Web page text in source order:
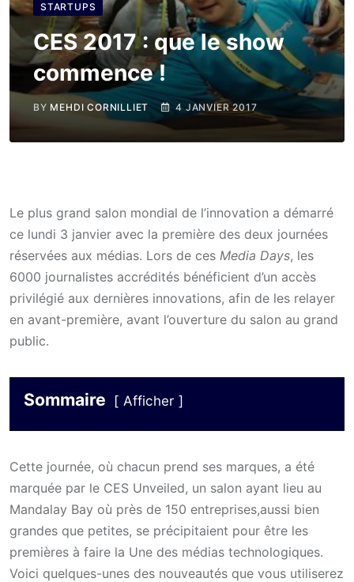
STARTUPS
CES 2017 : que le show
commence !
BY MEHDI CORNILLIET 4 JANVIER 2017
Le plus grand salon mondial de l’innovation a démarré
ce lundi 3 janvier avec la première des deux journées
réservées aux médias. Lors de ces Media Days, les
6000 journalistes accrédités bénéficient d’un accès
privilégié aux dernières innovations, afin de les relayer
en avant-première, avant l’ouverture du salon au grand
public.
Sommaire Afficher
Cette journée, où chacun prend ses marques, a été
marquée par le CES Unveiled, un salon ayant lieu au
Mandalay Bay où près de 150 entreprises,aussi bien
grandes que petites, se précipitaient pour être les
premières à faire la Une des médias technologiques.
Voici quelques-unes des nouveautés que vous utiliserez